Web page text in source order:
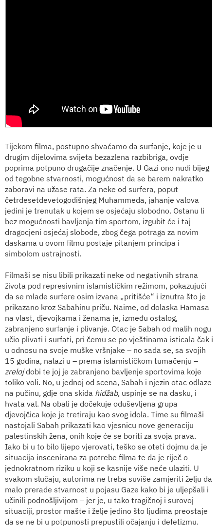
Tijekom filma, postupno shvaćamo da surfanje, koje je u
drugim dijelovima svijeta bezazlena razbibriga, ovdje
poprima potpuno drugačije značenje. U Gazi ono nudi bijeg
od tegobne stvarnosti, mogućnost da se barem nakratko
zaboravi na užase rata. Za neke od surfera, poput
četrdesetdevetogodišnjeg Muhammeda, jahanje valova
jedini je trenutak u kojem se osjećaju slobodno. Ostanu li
bez mogućnosti bavljenja tim sportom, izgubit će i taj
dragocjeni osjećaj slobode, zbog čega potraga za novim
daskama u ovom filmu postaje pitanjem principa i
simbolom ustrajnosti.
Filmaši se nisu libili prikazati neke od negativnih strana
života pod represivnim islamističkim režimom, pokazujući
da se mlade surfere osim izvana „pritišće“ i iznutra što je
prikazano kroz Sabahinu priču. Naime, od dolaska Hamasa
na vlast, djevojkama i ženama je, između ostalog,
zabranjeno surfanje i plivanje. Otac je Sabah od malih nogu
učio plivati i surfati, pri čemu se po vještinama isticala čak i
u odnosu na svoje muške vršnjake – no sada se, sa svojih
15 godina, nalazi u – prema islamističkom tumačenju –
zrelojdobi te joj je zabranjeno bavljenje sportovima koje
toliko voli. No, u jednoj od scena, Sabah i njezin otac odlaze
na pučinu, gdje ona skida hidžab, uspinje se na dasku, i
hvata val. Na obali je dočekuje oduševljena grupa
djevojčica koje je tretiraju kao svog idola. Time su filmaši
nastojali Sabah prikazati kao vjesnicu nove generaciju
palestinskih žena, onih koje će se boriti za svoja prava.
Iako bi u to bilo lijepo vjerovati, teško se oteti dojmu da je
situacija inscenirana za potrebe filma te da je riječ o
jednokratnom riziku u koji se kasnije više neće ulaziti. U
svakom slučaju, autorima ne treba suviše zamjeriti želju da
malo prerade stvarnost u pojasu Gaze kako bi je uljepšali i
učinili podnošljivijom – jer je, u tako tragičnoj i surovoj
situaciji, prostor mašte i želje jedino što ljudima preostaje
da se ne bi u potpunosti prepustili očajanju i defetizmu.